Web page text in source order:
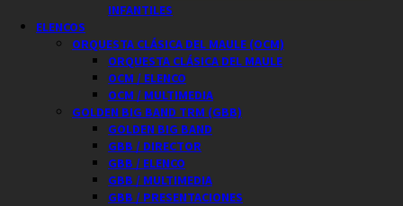
INFANTILES
ELENCOS
ORQUESTA CLÁSICA DEL MAULE (OCM)
ORQUESTA CLÁSICA DEL MAULE
OCM / ELENCO
OCM / MULTIMEDIA
GOLDEN BIG BAND TRM (GBB)
GOLDEN BIG BAND
GBB / DIRECTOR
GBB / ELENCO
GBB / MULTIMEDIA
GBB / PRESENTACIONES